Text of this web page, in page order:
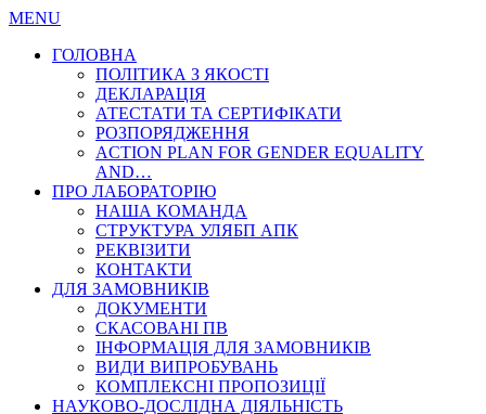
MENU
ГОЛОВНА
ПОЛІТИКА З ЯКОСТІ
ДЕКЛАРАЦІЯ
АТЕСТАТИ ТА СЕРТИФІКАТИ
РОЗПОРЯДЖЕННЯ
ACTION PLAN FOR GENDER EQUALITY
AND…
ПРО ЛАБОРАТОРІЮ
НАША КОМАНДА
СТРУКТУРА УЛЯБП АПК
РЕКВІЗИТИ
КОНТАКТИ
ДЛЯ ЗАМОВНИКІВ
ДОКУМЕНТИ
СКАСОВАНІ ПВ
ІНФОРМАЦІЯ ДЛЯ ЗАМОВНИКІВ
ВИДИ ВИПРОБУВАНЬ
КОМПЛЕКСНІ ПРОПОЗИЦІЇ
НАУКОВО-ДОСЛІДНА ДІЯЛЬНІСТЬ